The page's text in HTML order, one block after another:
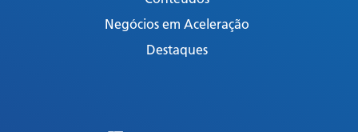
Negócios em Aceleração
Destaques